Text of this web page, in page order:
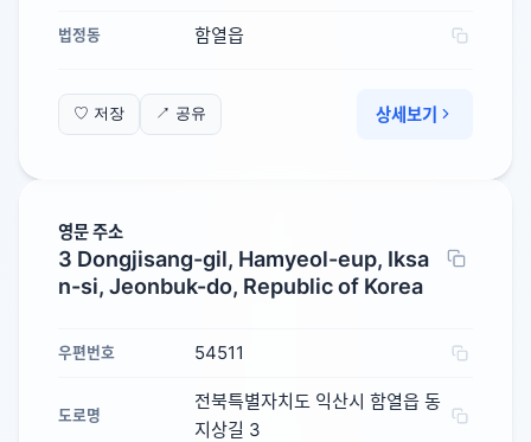
법정동 함열읍
♡ 저장 ↗ 공유 상세보기
영문 주소
3 Dongjisang-gil, Hamyeol-eup, Iksa
n-si, Jeonbuk-do, Republic of Korea
우편번호 54511
도로명
전북특별자치도 익산시 함열읍 동
지상길 3